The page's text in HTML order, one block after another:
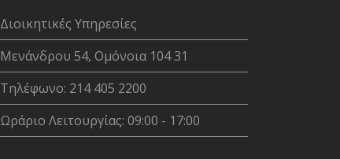
Διοικητικές Υπηρεσίες
Μενάνδρου 54, Ομόνοια 104 31
Τηλέφωνο: 214 405 2200
Ωράριο Λειτουργίας: 09:00 - 17:00